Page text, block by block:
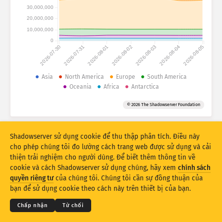
Thống kê tấn công: Thiết bị
Trợ giúp
Quốc gia
Bộ dữ liệu
Giới hạn
Chồng lên
Cập Nhật Cài đặt lại
Tải xuống dạng PNG
2026-07-30 2026-07-31 2026-08-01 2026-08-02 2026-08-03 2026-08-04 2026-08-05
0
10,000,000
20,000,000
30,000,000
Asia North America Europe
South America
Oceania
Africa Antarctica
© 2026 The Shadowserver Foundation
© 2026THE SHADOWSERVER FOUNDATION
Quyền riêng tư & Điều khoản
Liên hệ với chúng tôi
Tín dụng
Shadowserver sử dụng cookie để thu thập phân tích. Điều này
cho phép chúng tôi đo lường cách trang web được sử dụng và cải
thiện trải nghiệm cho người dùng. Để biết thêm thông tin về
cookie và cách Shadowserver sử dụng chúng, hãy xem chính sách
quyền riêng tưcủa chúng tôi. Chúng tôi cần sự đồng thuận của
bạn để sử dụng cookie theo cách này trên thiết bị của bạn.
Chấp nhận Từ chối